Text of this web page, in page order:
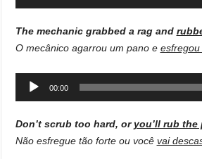
The mechanic grabbed a rag and
O mecânico agarrou um pano e esfregou
Audio
00:00
Don’t scrub too hard, or you’ll rub
Não esfregue tão forte ou você vai